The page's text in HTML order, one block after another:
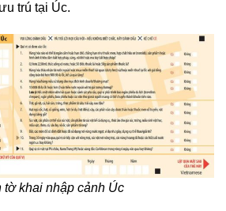
trú tại Úc.
tờ khai nhập cảnh Úc